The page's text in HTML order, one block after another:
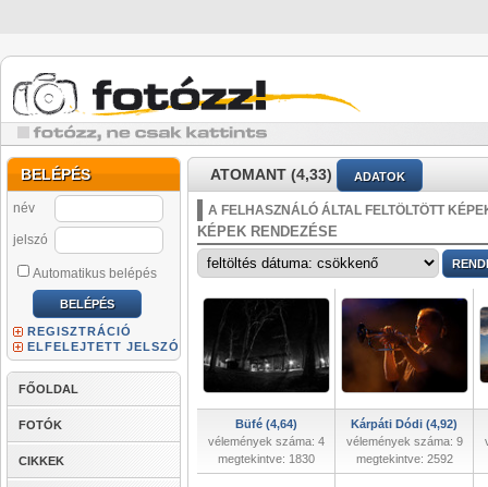
BELÉPÉS
név
jelszó
Automatikus belépés
REGISZTRÁCIÓ
ELFELEJTETT JELSZÓ
FŐOLDAL
FOTÓK
CIKKEK
ATOMANT (4,33) ADATOK
A FELHASZNÁLÓ ÁLTAL FELTÖLTÖTT
KÉPEK RENDEZÉSE
Büfé (4,64)
vélemények száma: 4
megtekintve: 1830
Kárpáti Dódi (4,92)
vélemények száma: 9
megtekintve: 2592